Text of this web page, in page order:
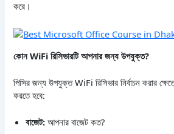
করে।
কোন WiFi রিসিভারটি আপনার জন্য উপযুক্ত?
পিসির জন্য উপযুক্ত WiFi রিসিভার নির্বাচন করার
করতে হবে:
বাজেট: আপনার বাজেট কত?